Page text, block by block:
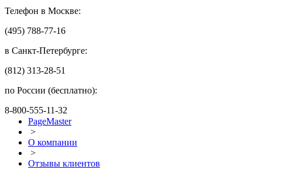
Телефон в Москве:
(495) 788-77-16
в Санкт-Петербурге:
(812) 313-28-51
по России (бесплатно):
8-800-555-11-32
PageMaster
>
О компании
>
Отзывы клиентов